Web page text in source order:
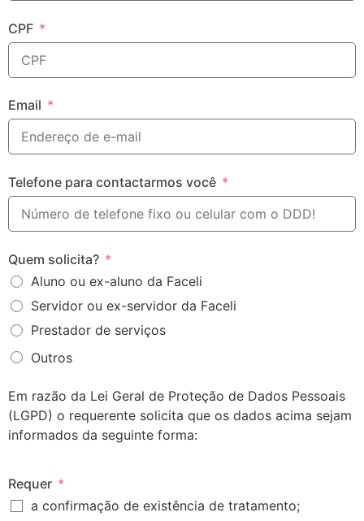
CPF
Email
Telefone para contactarmos você
Quem solicita?
Aluno ou ex-aluno da Faceli
Servidor ou ex-servidor da Faceli
Prestador de serviços
Outros
Em razão da Lei Geral de Proteção de Dados Pessoais
(LGPD) o requerente solicita que os dados acima sejam
informados da seguinte forma:
Requer
a confirmação de existência de tratamento;